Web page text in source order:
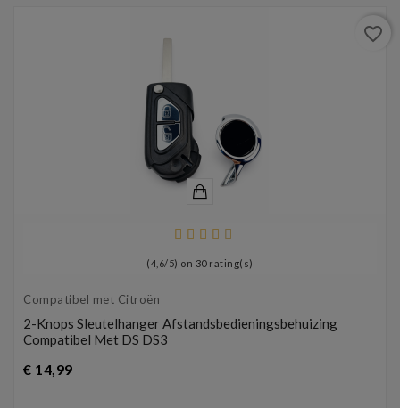
(4,6/5) on 30rating(s)
Compatibel met Citroën
2-Knops Sleutelhanger Afstandsbedieningsbehuizing
Compatibel Met DS DS3
€ 14,99Prijs
favorite_border